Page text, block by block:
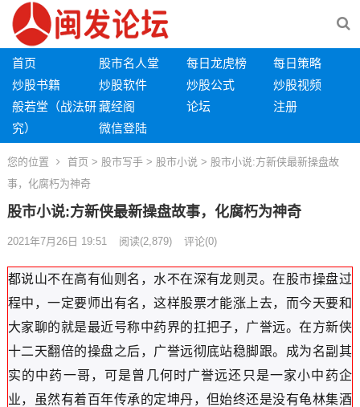
首页 股市名人堂 每日龙虎榜
每日策略
炒股书籍
炒股软件 炒股公式
炒股视频
般若堂（战法研
究）
藏经阁 论坛
注册
微信登陆
您的位置 首页 > 股市写手> 股市小说 > 股市小说:方新侠最新操盘故
事，化腐朽为神奇
股市小说:方新侠最新操盘故事，化腐朽为神奇
2021年7月26日 19:51 阅读(2,879) 评论(0)
都说山不在高有仙则名，水不在深有龙则灵。在股市操盘过
程中，一定要师出有名，这样股票才能涨上去，而今天要和
大家聊的就是最近号称中药界的扛把子，广誉远。在方新侠
十二天翻倍的操盘之后，广誉远彻底站稳脚跟。成为名副其
实的中药一哥，可是曾几何时广誉远还只是一家小中药企
业，虽然有着百年传承的定坤丹，但始终还是没有龟林集酒